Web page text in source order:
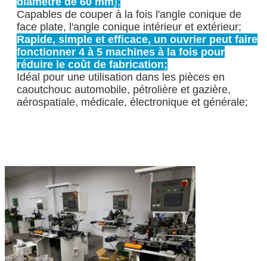
Capables de couper à la fois l'angle conique de
face plate, l'angle conique intérieur et extérieur;
Rapide, simple et efficace, un ouvrier peut faire
fonctionner 4 à 5 machines à la fois pour
réduire le coût de fabrication;
Idéal pour une utilisation dans les pièces en
caoutchouc automobile, pétrolière et gazière,
aérospatiale, médicale, électronique et générale;